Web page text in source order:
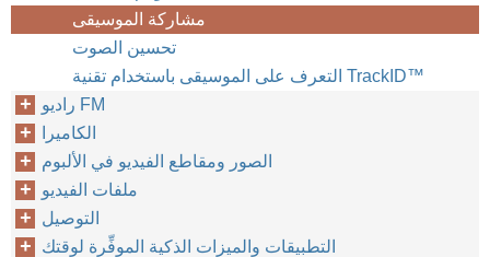
مشاركة الموسيقى
تحسين الصوت
التعرف على الموسيقى باستخدام تقنية TrackID™‎‎
راديو FM
الكاميرا
الصور ومقاطع الفيديو في الألبوم
ملفات الفيديو
التوصيل
التطبيقات والميزات الذكية الموفِّرة لوقتك